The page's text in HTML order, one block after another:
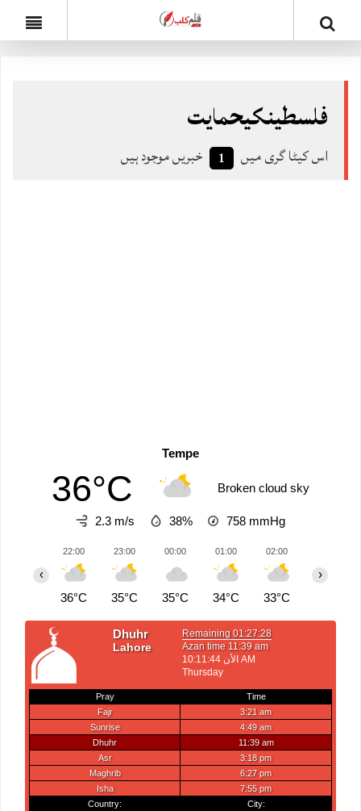
فلسطینکیحمایت
اس کیٹا گری میں 1 خبریں موجود ہیں
Tempe
36°C Broken cloud sky
2.3 m/s 38% 758 mmHg
22:00
36°C
23:00
35°C
00:00
35°C
01:00
34°C
02:00
33°C
‹ ›